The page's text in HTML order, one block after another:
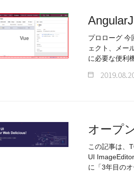
プロローグ 今
ェクト、メー
に必要な便利
オープ
この記事は、
UI
に「3年目の